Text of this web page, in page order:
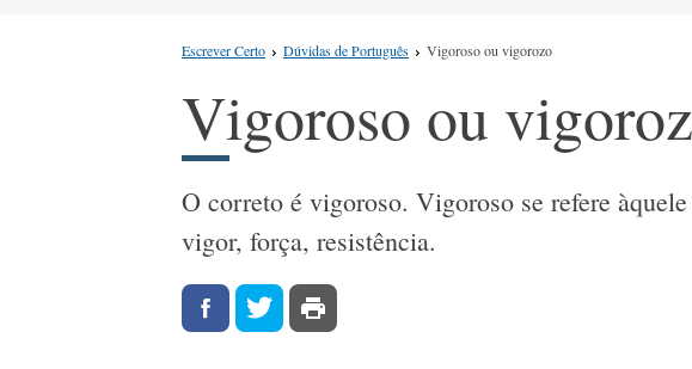
Escrever Certo Dúvidas de Português Vigoroso ou vigorozo
Vigoroso ou
O correto é vigoroso. Vigoroso se refere
vigor, força, resistência.